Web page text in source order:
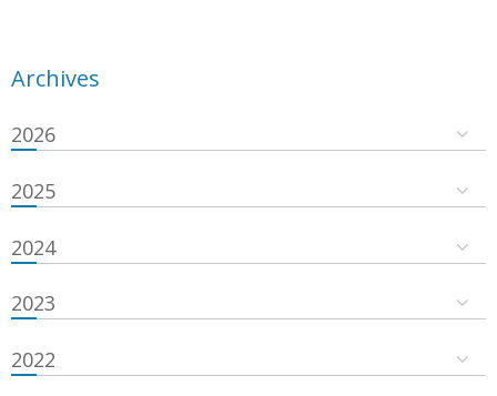
Archives
2026
2025
2024
2023
2022